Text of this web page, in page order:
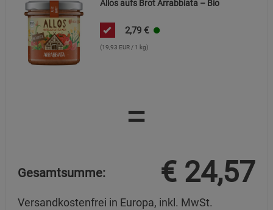
Allos aufs Brot Arrabbiata – Bio
2,79 €
(19,93 EUR / 1 kg)
=
Gesamtsumme: € 24,57
Versandkostenfrei in Europa, inkl. MwSt.
Marketing Cookies (3)
Beschreibung Marketing Cookies